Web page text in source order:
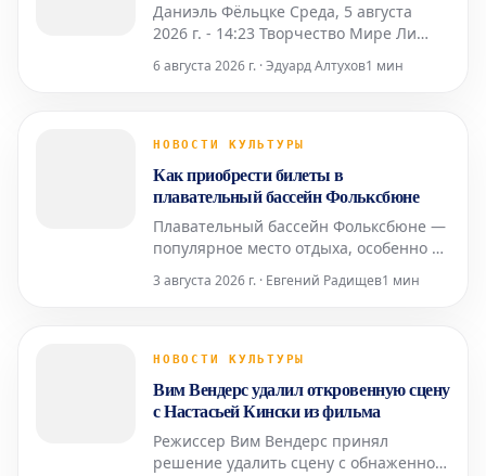
Даниэль Фёльцке Среда, 5 августа
2026 г. - 14:23 Творчество Мире Ли
индивидуальностью и своеобразным
порой провокационные пространства,
концепций, которые бросают вызов
привычном
6 августа 2026 г. · Эдуард Алтухов1 мин
НОВОСТИ КУЛЬТУРЫ
Как приобрести билеты в
плавательный бассейн Фольксбюне
Плавательный бассейн Фольксбюне —
популярное место отдыха, особенно в
летние месяцы. Многие стремятся
попасть туда, и получить заветные
обеспечить себе доступ и насладиться
способы покупки биле
3 августа 2026 г. · Евгений Радищев1 мин
НОВОСТИ КУЛЬТУРЫ
Вим Вендерс удалил откровенную сцену
с Настасьей Кински из фильма
Режиссер Вим Вендерс принял
решение удалить сцену с обнаженной